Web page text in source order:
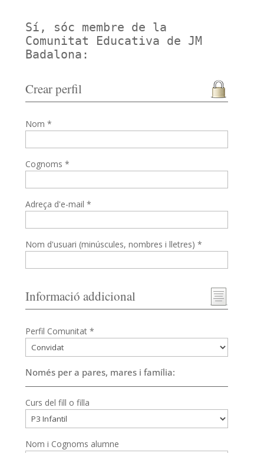
Sí, sóc membre de la
Comunitat Educativa de JM
Badalona:
Crear perfil
Nom *
Cognoms *
Adreça d'e-mail *
Nom d'usuari (minúscules, nombres i lletres) *
Informació addicional
Perfil Comunitat *
Només per a pares, mares i família:
Curs del fill o filla
Nom i Cognoms alumne